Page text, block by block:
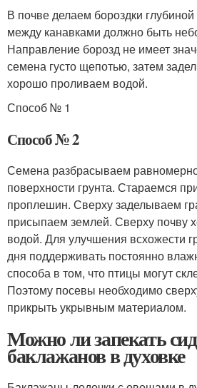
В почве делаем бороздки
между канавками должно быть
Направление борозд не имеет
семена густо щепотью, затем
хорошо проливаем водой.
Способ № 1
Способ № 2
Семена разбрасываем
поверхности грунта. Стараемся
проплешин. Сверху заделываем
присыпаем землей. Сверху почву
водой. Для улучшения всхожести
дня поддерживать постоянно
способа в том, что птицы могут
Поэтому посевы необходимо
прикрыть укрывным материалом.
Можно ли запекать
баклажанов в духовке